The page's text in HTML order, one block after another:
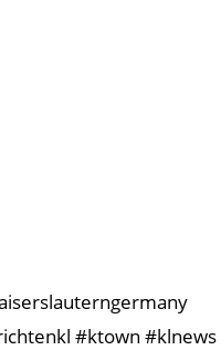
#ktown #klnews